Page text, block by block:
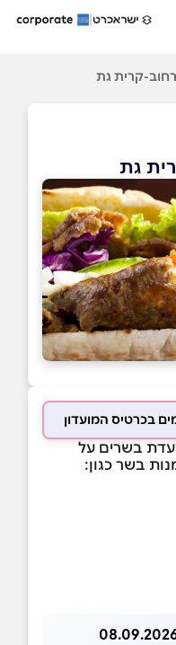
קרית גת
גת
בשרים על
בשר כגון: